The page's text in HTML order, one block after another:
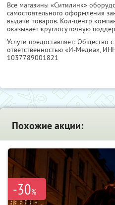
Все магазины «Ситилинк»
самостоятельного оформления
выдачи товаров. Кол-центр
оказывает круглосуточную
Услуги предоставляет: Общество
ответственностью «И-Медиа»,
1037789001821
Похожие акции:
-30%